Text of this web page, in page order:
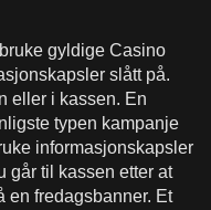
gyldige Casino
slått på.
eller i kassen. En
typen kampanje
informasjonskapsler
går til kassen etter at
en fredagsbanner. Et